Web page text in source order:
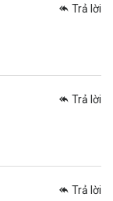
Trả lời
Trả lời
Trả lời